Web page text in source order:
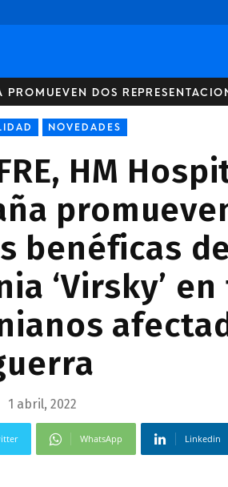
DOS
NOVEDADES
HM
benéficas
‘Virsky’
1 abril, 2022
WhatsApp Linkedin